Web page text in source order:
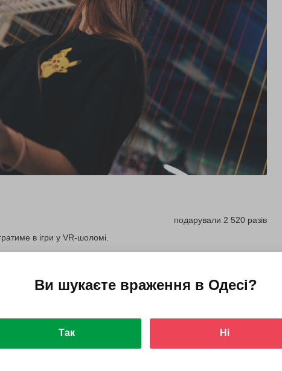
подарували 2 520 разів
в ігри у VR-шоломі.
Ви шукаєте враження в Одесі?
Так Ні